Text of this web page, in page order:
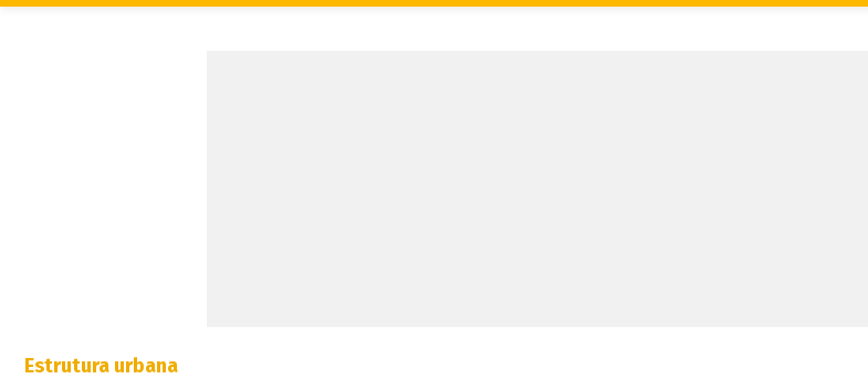
Estrutura urbana